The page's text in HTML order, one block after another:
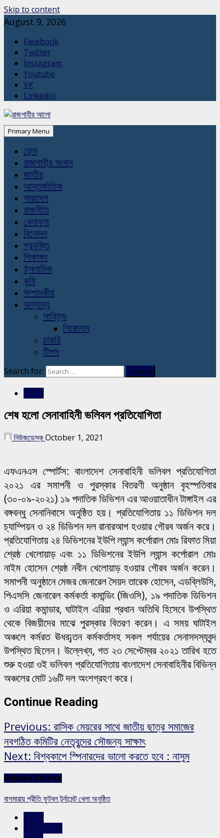
Skip to content
August 9, 2026
Facebook
Twitter
Instagram
Youtube
VK
LinkedIn
Primary Menu
হোম
রাজশাহীর সংবাদ
জাতীয়
আন্তর্জাতিক
সারাদেশ
রাজনীতি
খেলাধুলা
বিনোদন
প্রযুক্তি
শিক্ষাঙ্গন
ইসলামিক
কৃষি
সম্পাদকীয়
অন্যান্য
সাহিত্য
শিরোনাম
চাকরি
টিপস
Search for:
শেষ হলো সেনাবাহিনী ভলিবল প্রতিযোগিতা
নিউজডেস্কOctober 1, 2021
এফএনএস স্পোর্টস: বাংলাদেশ সেনাবাহিনী ভলিবল প্রতিযোগিতা
২০২১ এর সমাপনী ও পুরস্কার বিতরণী অনুষ্ঠান বৃহস্পতিবার
(৩০-০৯-২০২১) ১৯ পদাতিক ডিভিশন এর আওয়াতাধীন টাঙ্গাইল এর
বঙ্গবন্ধু সেনানিবাসে অনুষ্ঠিত হয়। প্রতিযোগিতায় ১১ ডিভিশন দল
চ্যাম্পিয়ন ও ২৪ ডিভিশন দল রানারআপ হওয়ার গৌরব অর্জন করে।
প্রতিযোগিতায় ২৪ ডিভিশনের ইউপি ল্যান্স কর্পোরাল মোঃ রিফাত মিয়া
শ্রেষ্ঠ খেলোয়াড় এবং ১১ ডিভিশনের ইউপি ল্যান্স কর্পোরাল মোঃ
নাইম হোসেন শ্রেষ্ঠ নবীন খেলোয়াড় হওয়ার গৌরব অর্জন করেন।
সমাপনী অনুষ্ঠানে মেজর জেনারেল সৈয়দ তারেক হোসেন, এডব্লিউসি,
পিএসসি জেনারেল কর্মকর্তা কমান্ডিং (জিওসি), ১৯ পদাতিক ডিভিশন
ও এরিয়া কমান্ডার, ঘাটাইল এরিয়া প্রধান অতিথি হিসেবে উপস্থিত
থেকে বিজয়ীদের মাঝে পুরস্কার বিতরণ করেন। এ সময় ঘাটাইল
অঞ্চলে কর্মরত ঊধর্¡তন কর্মকর্তাসহ সকল পর্যায়ের সেনাসদস্যবৃন্দ
উপস্থিত ছিলেন। উল্লেখ্য, গত ২৩ সেপ্টেম্বর ২০২১ তারিখ হতে
শুরু হওয়া ওই ভলিবল প্রতিযোগিতায় বাংলাদেশ সেনাবাহিনীর বিভিন্ন
অঞ্চলের মোট ১৬টি দল অংশগ্রহণ করে।
Continue Reading
Previous: রাসিক মেয়রের সাথে জাতীয় ছাত্র সমাজের
নবগঠিত কমিটির নেতৃবৃন্দের সৌজন্য সাক্ষাৎ
Next: বিশ্বকাপে স্পিনারদের ভালো করতে হবে : নাসুম
Related Stories
বাগমারায় প্রীতি ফুটবল টুর্নামেন্ট খেলা অনুষ্ঠিত